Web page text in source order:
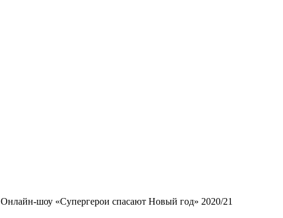
Онлайн-шоу «Супергерои спасают Новый год» 2020/21